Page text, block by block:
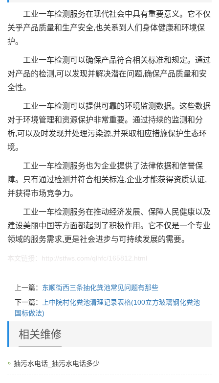
工业一车检测服务在现代社会中具有重要意义。它不仅
关乎产品质量和生产安全,也关系到人们身体健康和环境保
护。
工业一车检测可以确保产品符合相关标准和规定。通过
对产品的检测,可以发现并解决潜在问题,确保产品质量和安
全性。
工业一车检测可以提供可靠的环境监测数据。这些数据
对于环境管理和资源保护非常重要。通过持续的监测和分
析,可以及时发现并处理污染源,并采取相应措施保护生态环
境。
工业一车检测服务也为企业提供了法律依据和信誉保
障。只有通过检测并符合相关标准,企业才能获得资质认证,
并获得市场竞争力。
工业一车检测服务在推动经济发展、保障人民健康以及
建设美丽中国等方面都起到了积极作用。它不仅是一个专业
领域的服务需求,更是社会进步与可持续发展的需要。
本文链接： http://stfws.com/qlhfc/165812.html
上一篇： 东顺街西三条抽化粪池常见问题有那些
下一篇：
上中院村化粪池清理记录表格(100立方玻璃钢化粪池
国标做法)
相关维修
抽污水电话_抽污水电话多少